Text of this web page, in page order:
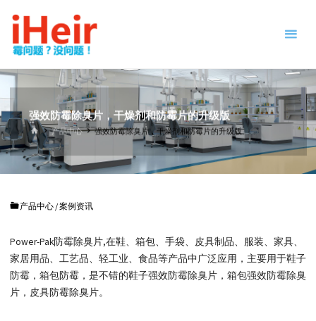
容。
抗
剂
|
燥
剂
片
-
IHEIR
防霉
抗菌
强效防霉除臭片，干燥剂和防霉片的升级版
首
页
产品中心 强效防霉除臭片，干燥剂和防霉片的升级版
产品中心 /案例资讯
Power-Pak防霉除臭片,在鞋、箱包、手袋、皮具制品、服装、家具、
家居用品、工艺品、轻工业、食品等产品中广泛应用，主要用于鞋子
防霉，箱包防霉，是不错的鞋子强效防霉除臭片，箱包强效防霉除臭
片，皮具防霉除臭片。